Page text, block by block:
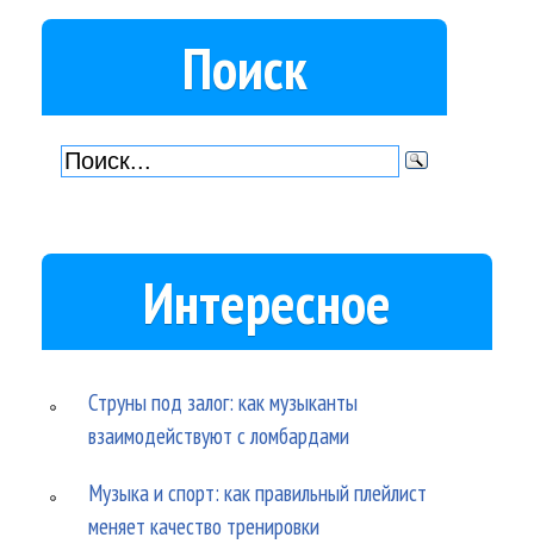
Поиск
Интересное
Струны под залог: как музыканты
взаимодействуют с ломбардами
Музыка и спорт: как правильный плейлист
меняет качество тренировки